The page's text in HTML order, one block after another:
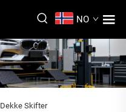
NO
Dekke Skifter